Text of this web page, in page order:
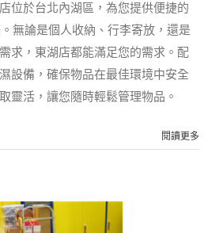
位於台北內湖區，為您提供便捷的
無論是個人收納、行李寄放，還是
求，東湖店都能滿足您的需求。配
設備，確保物品在最佳環境中安全
靈活，讓您隨時輕鬆管理物品。
閱讀更多